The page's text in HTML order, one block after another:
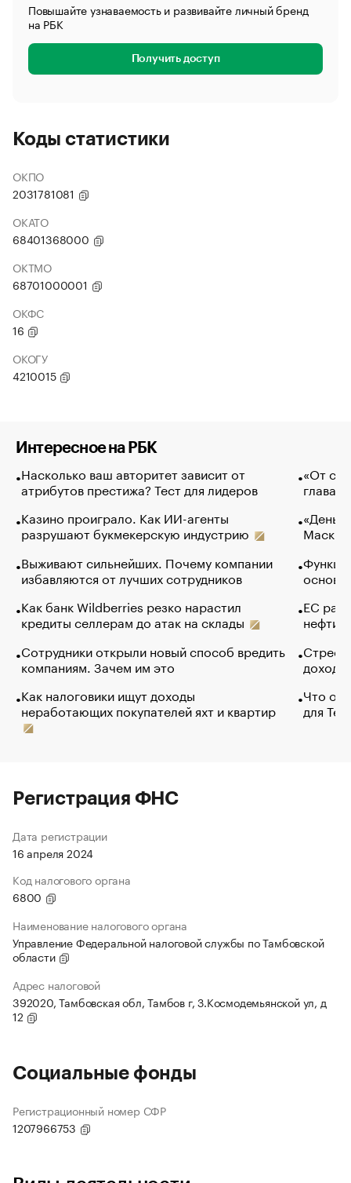
Повышайте узнаваемость и развивайте личный бренд
на РБК
Получить доступ
Коды статистики
ОКПО
2031781081
ОКАТО
68401368000
ОКТМО
68701000001
ОКФС
16
ОКОГУ
4210015
Интересное на РБК
Насколько ваш авторитет зависит от
атрибутов престижа? Тест для лидеров
Казино проиграло. Как ИИ-агенты
разрушают букмекерскую индустрию
Выживают сильнейших. Почему компании
избавляются от лучших сотрудников
Как банк Wildberries резко нарастил
кредиты селлерам до атак на склады
Сотрудники открыли новый способ вредить
компаниям. Зачем им это
Как налоговики ищут доходы
неработающих покупателей яхт и квартир
«От
глава
Маск в
основ
ЕС
нефти
Что
для
Регистрация ФНС
Дата регистрации
16 апреля 2024
Код налогового органа
6800
Наименование налогового органа
Управление Федеральной налоговой службы по Тамбовской
области
Адрес налоговой
392020, Тамбовская обл, Тамбов г, З.Космодемьянской ул, д
12
Социальные фонды
Регистрационный номер СФР
1207966753